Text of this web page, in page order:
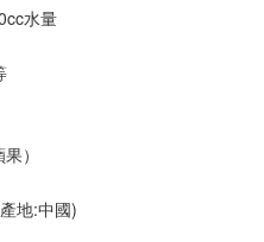
水量
）
地:中國)